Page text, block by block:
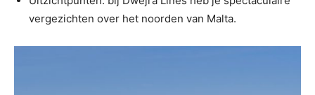
vergezichten over het noorden van Malta.